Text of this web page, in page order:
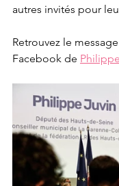
autres invités pour
Retrouvez le
Facebook de